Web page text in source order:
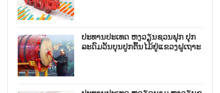
ປະທານປະເທດ ຫງວຽນຊວນຟຸກ ປຸກ
ລະດົມວັນບຸນປູກຕົ້ນໄມ້ຢູ່ແຂວງຝູເຖາະ